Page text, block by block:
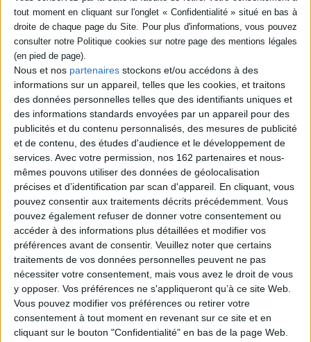
Nous et nos partenaires stockons et/ou accédons à des
informations sur un appareil, telles que les cookies, et traitons
des données personnelles telles que des identifiants uniques et
des informations standards envoyées par un appareil pour des
publicités et du contenu personnalisés, des mesures de publicité
et de contenu, des études d'audience et le développement de
services. Avec votre permission, nos 162 partenaires et nous-
mêmes pouvons utiliser des données de géolocalisation
précises et d’identification par scan d'appareil. En cliquant, vous
pouvez consentir aux traitements décrits précédemment. Vous
pouvez également refuser de donner votre consentement ou
accéder à des informations plus détaillées et modifier vos
préférences avant de consentir. Veuillez noter que certains
traitements de vos données personnelles peuvent ne pas
nécessiter votre consentement, mais vous avez le droit de vous
y opposer. Vos préférences ne s'appliqueront qu’à ce site Web.
Vous pouvez modifier vos préférences ou retirer votre
consentement à tout moment en revenant sur ce site et en
cliquant sur le bouton "Confidentialité" en bas de la page Web.
complexe, avec un panthéon de dieux et des rituels religieux, y compris
des sacrifices humains.
Les Aztèques étaient également connus pour leur expertise en
agriculture, utilisant des techniques avancées comme les chinampas,
des jardins flottants. Le commerce jouait un rôle crucial dans leur
économie, avec des échanges de biens tels que le maïs, les plumes et
les pierres précieuses.
Cependant, l'empire aztèque a connu un déclin rapide avec l'arrivée des
conquistadors espagnols, dirigés par Hernán Cortés, en 1519. La
confrontation avec les Espagnols a abouti à la chute de Tenochtitlan en
1521, marquant la fin de l'empire aztèque. Malgré cela, l'héritage
culturel et historique des Aztèques persiste dans la mémoire du
Mexique moderne.
En stock *
*stock limité
La conquête du Mexique
Auteur :Hernán Cortés
Éditeur :La Découverte
16,00 €
l'éditeur
Le destin brisé de l'empire
aztèque
Auteur : Serge Gruzinski
Éditeur :Gallimard
16,20 €
Découvrez nos Newsletters Mollat !